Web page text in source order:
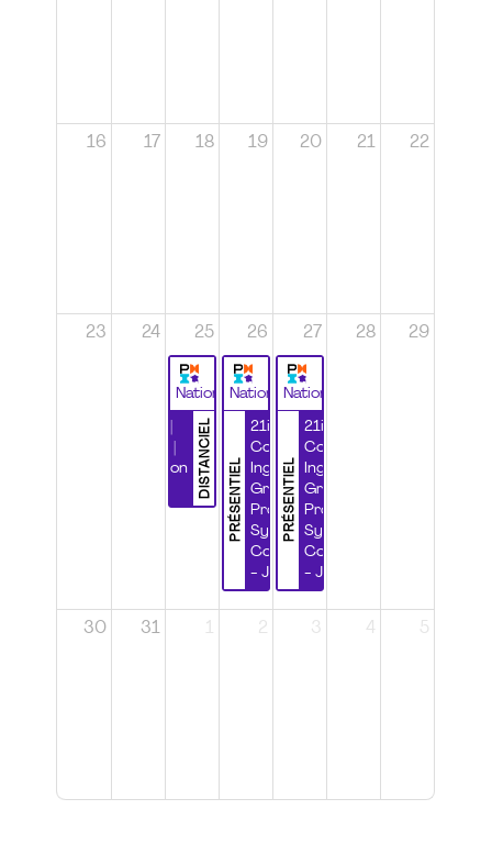
16 17 18 19 20 21 22
23 24 25
National
DISTANCIEL
Certification
26
National
PRÉSENTIEL
21ième
Congrès
Ingénierie
Grands
Projets et
Systèmes
Complexes
- Jour 1
27
National
PRÉSENTIEL
21ième
Congrès
Ingénierie
Grands
Projets et
Systèmes
Complexes
- Jour 2
28 29
30 31 1 2 3 4 5